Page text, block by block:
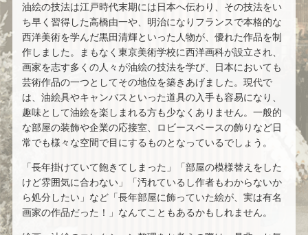
油絵の技法は江戸時代末期には日本へ伝わり、その技法をい
ち早く習得した高橋由一や、明治になりフランスで本格的な
西洋美術を学んだ黒田清輝といった人物が、優れた作品を制
作しました。まもなく東京美術学校に西洋画科が設立され、
画家を志す多くの人々が油絵の技法を学び、日本においても
芸術作品の一つとしてその地位を築きあげました。現代で
は、油絵具やキャンバスといった道具の入手も容易になり、
趣味として油絵を楽しまれる方も少なくありません。一般的
な部屋の装飾や企業の応接室、ロビースペースの飾りなど日
常でも様々な空間で目にするものとなっているでしょう。
「長年掛けていて飽きてしまった」「部屋の模様替えをした
けど雰囲気に合わない」「汚れているし作者もわからないか
ら処分したい」など「長年部屋に飾っていた絵が、実は有名
画家の作品だった！」なんてこともあるかもしれません。